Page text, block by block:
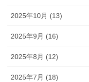
2025年10月 (13)
2025年9月 (16)
2025年8月 (12)
2025年7月 (18)